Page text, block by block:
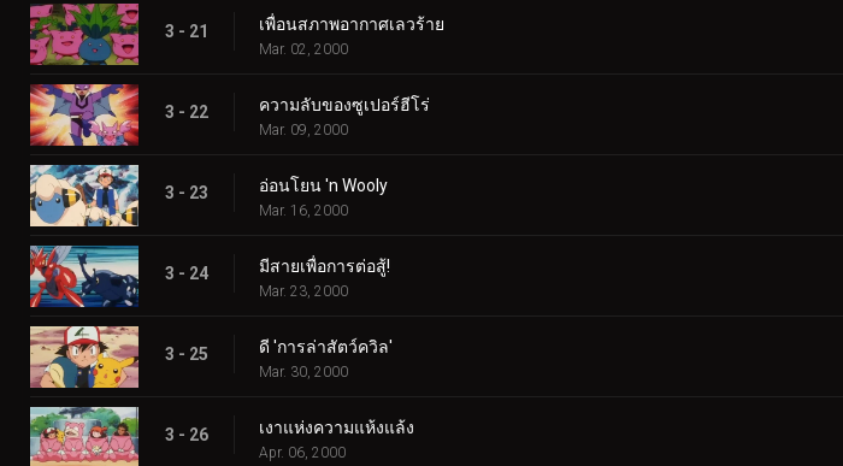
3 - 21 เพื่อนสภาพอากาศเลวร้าย
Mar. 02, 2000
3 - 22 ความลับของซูเปอร์ฮีโร่
Mar. 09, 2000
3 - 23 อ่อนโยน 'n Wooly
Mar. 16, 2000
3 - 24 มีสายเพื่อการต่อสู้!
Mar. 23, 2000
3 - 25 ดี 'การล่าสัตว์ควิล'
Mar. 30, 2000
3 - 26 เงาแห่งความแห้งแล้ง
Apr. 06, 2000